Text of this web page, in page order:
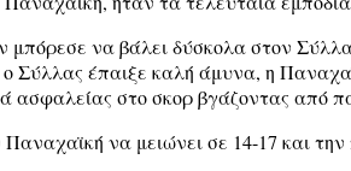
να βάλει δύσκολα στον
ο Σύλλας έπαιξε καλή άμυνα, η
στο σκορ βγάζοντας από
να μειώνει σε 14-17 και